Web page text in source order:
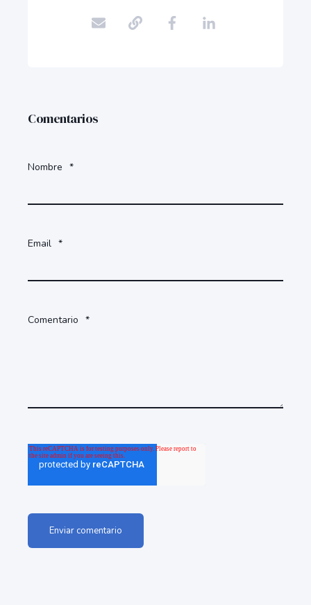
Comentarios
Nombre *
Email *
Comentario *